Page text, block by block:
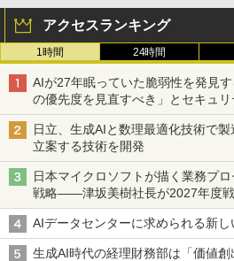
アクセスランキング
1時間 24時間
AIが27年眠っていた脆弱性を発見
の優先度を見直すべき」とセキュ
日立、生成AIと数理最適化技術で
立案する技術を開発
日本マイクロソフトが描く業務プ
戦略――津坂美樹社長が2027年度
AIデータセンターに求められる新
生成AI時代の経理財務部は「価値